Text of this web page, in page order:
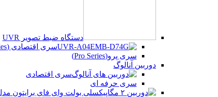
دستگاه ضبط تصویر UVR
سری اقتصادی (Beco Series)
سری پرو(Pro Series)
دوربین آنالوگ
سری اقتصادی
سری حرفه ای